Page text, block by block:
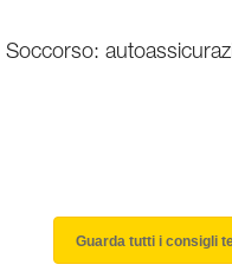
Soccorso:
Guarda tutti i consigli